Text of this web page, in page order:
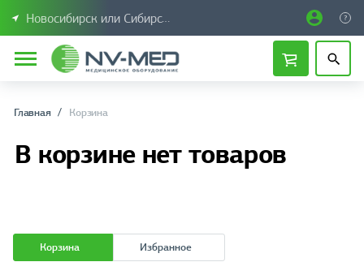
Новосибирск или Сибирский федеральный округ
Главная Корзина
В корзине нет товаров
Корзина Избранное